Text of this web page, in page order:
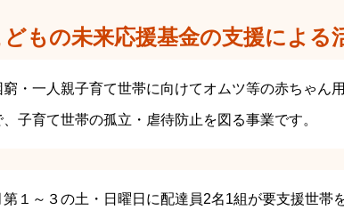
どもの未来応援基金の支援による
窮・一人親子育て世帯に向けてオムツ等の赤ちゃん
、子育て世帯の孤立・虐待防止を図る事業です。
第１～３の土・日曜日に配達員2名1組が要支援世帯